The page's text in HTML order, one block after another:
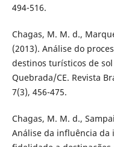
494-516.
Chagas, M. M. d.,
(2013). Análise do
destinos turísticos de
Quebrada/CE. Revista
7(3), 456-475.
Chagas, M. M. d.,
Análise da influência da